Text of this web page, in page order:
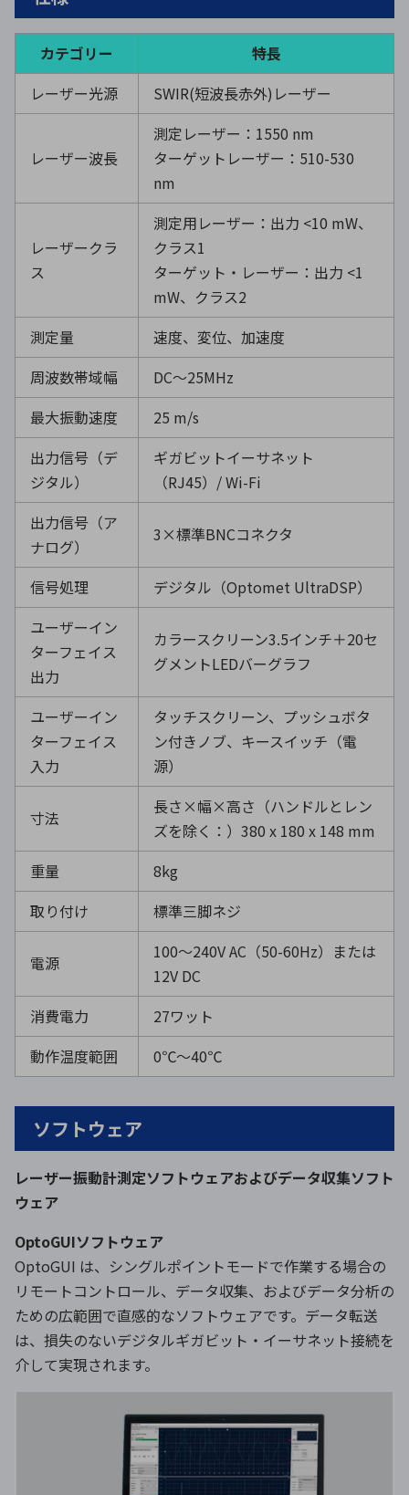
カテゴリー
特長
レーザー光源
SWIR(短波長赤外)レーザー
レーザー波長
測定レーザー：1550 nm
ターゲットレーザー：510-530
nm
レーザークラ
ス
測定用レーザー：出力 <10 mW、
クラス1
ターゲット・レーザー：出力 <1
mW、クラス2
測定量
速度、変位、加速度
周波数帯域幅
DC～25MHz
最大振動速度
25 m/s
出力信号（デ
ジタル）
ギガビットイーサネット
（RJ45）/ Wi-Fi
出力信号（ア
ナログ）
3×標準BNCコネクタ
信号処理
デジタル（Optomet UltraDSP）
ユーザーイン
ターフェイス
出力
カラースクリーン3.5インチ＋20セ
グメントLEDバーグラフ
ユーザーイン
ターフェイス
入力
タッチスクリーン、プッシュボタ
ン付きノブ、キースイッチ（電
源）
寸法
長さ×幅×高さ（ハンドルとレン
ズを除く：）380 x 180 x 148 mm
重量
8kg
取り付け
標準三脚ネジ
電源
100〜240V AC（50-60Hz）または
12V DC
消費電力
27ワット
動作温度範囲
0℃～40℃
ソフトウェア
レーザー振動計測定ソフトウェアおよびデータ収集ソフト
ウェア
OptoGUIソフトウェア
OptoGUI は、シングルポイントモードで作業する場合の
リモートコントロール、データ収集、およびデータ分析の
ための広範囲で直感的なソフトウェアです。データ転送
は、損失のないデジタルギガビット・イーサネット接続を
介して実現されます。